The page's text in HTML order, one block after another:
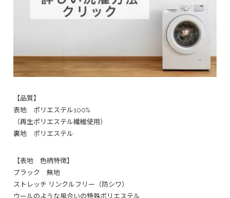
【品質】
表地 ポリエステル100%
（再生ポリエステル繊維使用）
裏地 ポリエステル
【表地 色柄特徴】
ブラック 無地
ストレッチ リンクルフリー（防シワ）
ウールのような風合いの特殊ポリエステル